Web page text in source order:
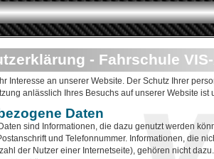
- Fahrschule
Interesse an unserer Website. Der Schutz Ihrer
anlässlich Ihres Besuchs auf unserer Website ist
Daten
sind Informationen, die dazu genutzt werden
und Telefonnummer. Informationen, die
der Nutzer einer Internetseite), gehören nicht